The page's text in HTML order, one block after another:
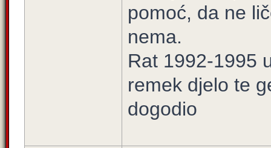
pomoć, da ne
nema.
Rat 1992-1995
remek djelo te
dogodio